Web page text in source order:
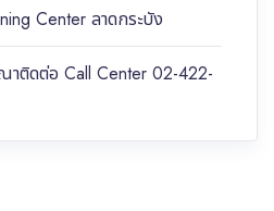
Center ลาดกระบัง
ติดต่อ Call Center 02-422-